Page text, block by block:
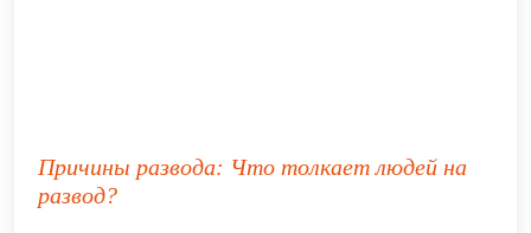
Причины развода: Что толкает людей на
развод?